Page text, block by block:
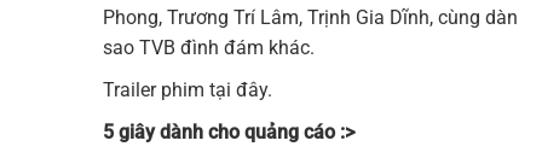
Phong, Trương Trí Lâm, Trịnh Gia Dĩnh, cùng dàn
sao TVB đình đám khác.
Trailer phim tại đây.
5 giây dành cho quảng cáo :>